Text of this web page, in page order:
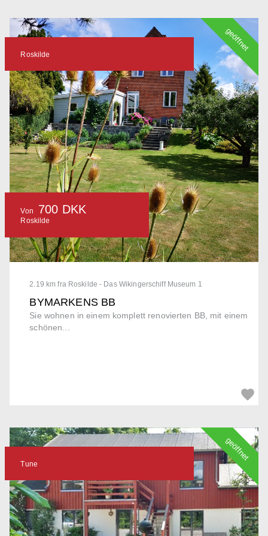
2.19 km fra Roskilde - Das Wikingerschiff Museum 1
BYMARKENS BB
Sie wohnen in einem komplett renovierten BB, mit einem
schönen...
Roskilde
Von 700 DKK
Roskilde
geöffnet
Tune
geöffnet